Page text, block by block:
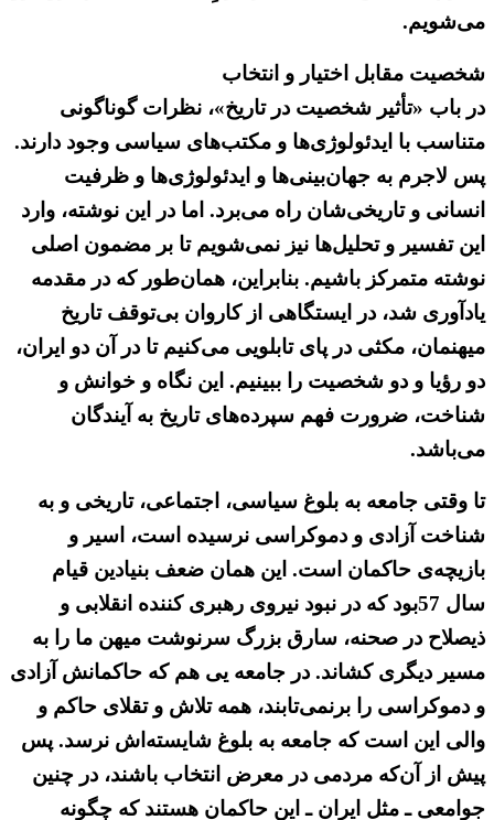
می‌شویم.
شخصیت مقابل اختیار و انتخاب
در باب «تأثیر شخصیت در تاریخ»، نظرات گوناگونی
متناسب با ایدئولوژی‌ها و مکتب‌های سیاسی وجود دارند.
پس لاجرم به جهان‌بینی‌ها و ایدئولوژی‌ها و ظرفیت
انسانی و تاریخی‌شان راه می‌برد. اما در این نوشته، وارد
این تفسیر و تحلیل‌ها نیز نمی‌شویم تا بر مضمون اصلی
نوشته متمرکز باشیم. بنابراین، همان‌طور که در مقدمه
یادآوری شد، در ایستگاهی از کاروان بی‌توقف تاریخ
میهنمان، مکثی در پای تابلویی می‌کنیم تا در آن دو ایران،
دو رؤیا و دو شخصیت را ببینیم. این نگاه و خوانش و
شناخت، ضرورت فهم سپرده‌های تاریخ به آیندگان
می‌باشد.
تا وقتی جامعه به بلوغ سیاسی، اجتماعی، تاریخی و به
شناخت آزادی و دموکراسی نرسیده است، اسیر و
بازیچه‌ی حاکمان است. این همان ضعف بنیادین قیام
سال 57بود که در نبود نیروی رهبری کننده انقلابی و
ذیصلاح در صحنه، سارق بزرگ سرنوشت میهن ما را به
مسیر دیگری کشاند. در جامعه یی هم که حاکمانش آزادی
و دموکراسی را برنمی‌تابند، همه تلاش و تقلای حاکم و
والی این است که جامعه به بلوغ شایسته‌اش نرسد. پس
پیش از آن‌که مردمی در معرض انتخاب باشند، در چنین
جوامعی ـ مثل ایران ـ این حاکمان هستند که چگونه